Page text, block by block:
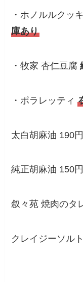
・ホノルルクッ
庫あり
・牧家 杏仁豆腐
・ポラレッティ
太白胡麻油 190
純正胡麻油 150
叙々苑 焼肉のタ
クレイジーソル